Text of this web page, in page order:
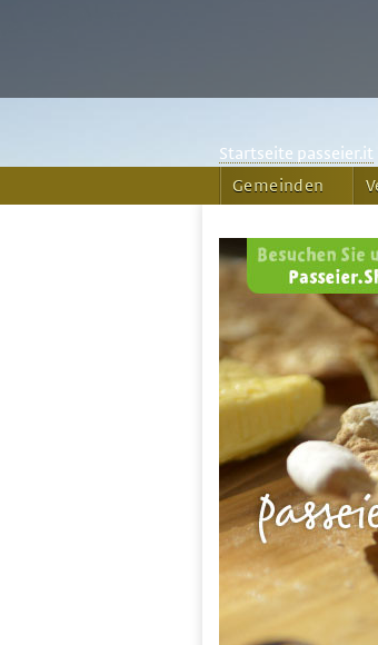
Startseite passeier.it
Gemeinden